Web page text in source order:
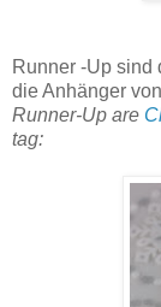
Runner -Up sind
die Anhänger von
Runner-Up are
tag: